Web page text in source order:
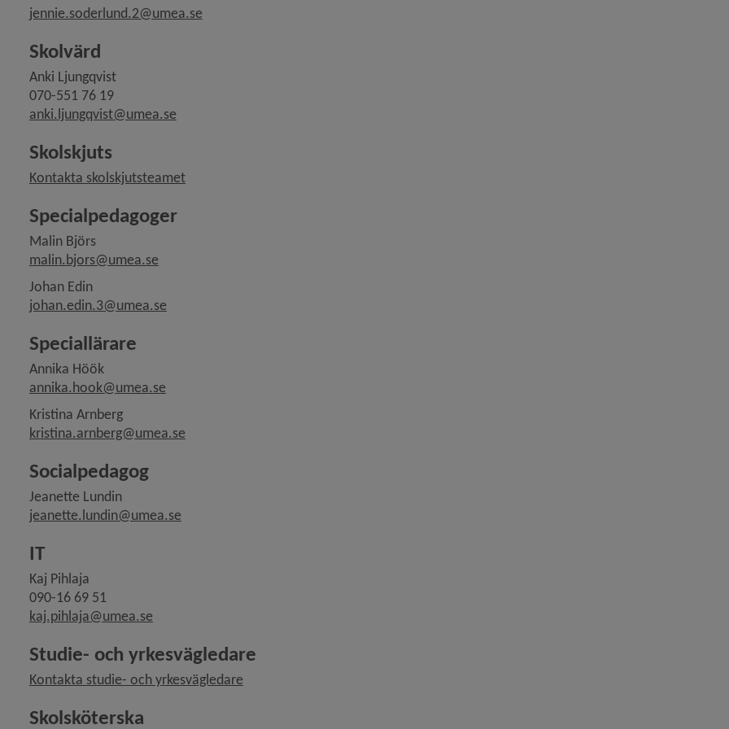
jennie.soderlund.2@umea.se
Skolvärd
Anki Ljungqvist
070-551 76 19
anki.ljungqvist@umea.se
Skolskjuts
Kontakta skolskjutsteamet
Specialpedagoger
Malin Björs
malin.bjors@umea.se
Johan Edin
johan.edin.3@umea.se
Speciallärare
Annika Höök
annika.hook@umea.se
Kristina Arnberg
kristina.arnberg@umea.se
Socialpedagog
Jeanette Lundin
jeanette.lundin@umea.se
IT
Kaj Pihlaja
090-16 69 51
kaj.pihlaja@umea.se
Studie- och yrkesvägledare
Kontakta studie- och yrkesvägledare
Skolsköterska